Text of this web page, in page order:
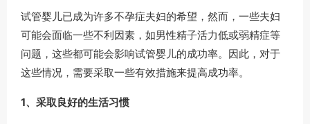
试管婴儿已成为许多不孕症夫妇的希望，然而，一些夫妇
可能会面临一些不利因素，如男性精子活力低或弱精症等
问题，这些都可能会影响试管婴儿的成功率。因此，对于
这些情况，需要采取一些有效措施来提高成功率。
1、采取良好的生活习惯